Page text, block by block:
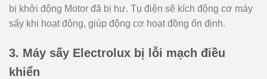
bị khởi động Motor đã bị hư. Tụ điện sẽ kích động cơ máy
sấy khi hoạt động, giúp động cơ hoạt đồng ổn định.
3. Máy sấy Electrolux bị lỗi mạch điều
khiển